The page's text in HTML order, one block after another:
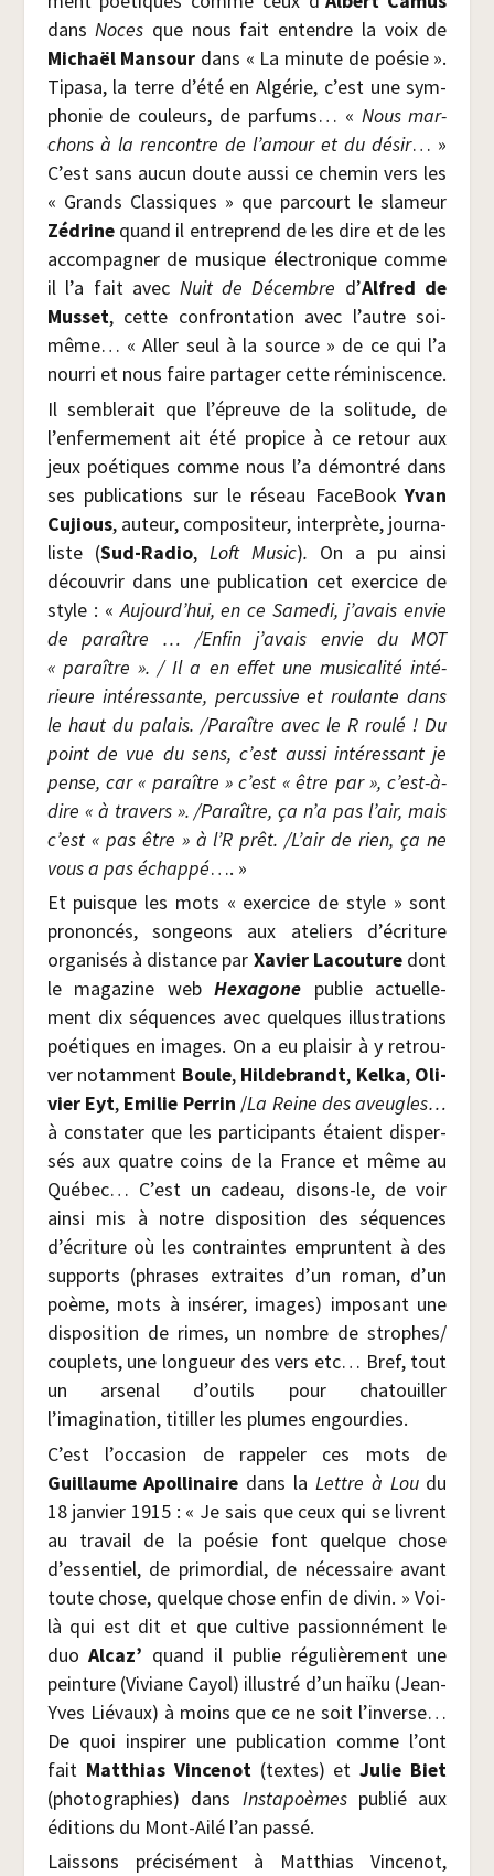
dansNoces que nous fait entendre la voix de
Michaël Man­sour dans « La minute de poé­sie ».
Tipa­sa, la terre d’été en Algé­rie, c’est une sym­
pho­nie de cou­leurs, de par­fums… « Nous mar­
chons à la ren­contre de l’amour et du désir… »
C’est sans aucun doute aus­si ce che­min vers les
« Grands Clas­siques » que par­court le sla­meur
Zédrinequand il entre­prend de les dire et de les
accom­pa­gner de musique élec­tro­nique comme
il l’a fait avec Nuit de Décembre d’Alfred de
Mus­set, cette confron­ta­tion avec l’autre soi-
même… « Aller seul à la source » de ce qui l’a
nour­ri et nous faire par­ta­ger cette réminiscence.
Il sem­ble­rait que l’épreuve de la soli­tude, de
l’enfermement ait été pro­pice à ce retour aux
jeux poé­tiques comme nous l’a démon­tré dans
ses publi­ca­tions sur le réseau Face­BookYvan
Cujious, auteur, com­po­si­teur, inter­prète, jour­na­
liste (Sud-Radio, Loft Music). On a pu ain­si
décou­vrir dans une publi­ca­tion cet exer­cice de
style : «Aujourd’hui, en ce Same­di, j’a­vais envie
de paraître … /​Enfin j’avais envie du MOT
« paraître ». / Il a en effet une musi­ca­li­té inté­
rieure inté­res­sante, per­cus­sive et rou­lante dans
le haut du palais. /​Paraître avec le R rou­lé ! Du
point de vue du sens, c’est aus­si inté­res­sant je
pense, car « paraître » c’est « être par », c’est-à-
dire « à tra­vers ». /​Paraître, ça n’a pas l’air, mais
c’est « pas être » à l’R prêt. /​L’air de rien, ça ne
vous a pas échap­pé…. »
Et puisque les mots « exer­cice de style » sont
pro­non­cés, son­geons aux ate­liers d’écriture
orga­ni­sés à dis­tance par Xavier Lacou­ture dont
le maga­zine webHexa­gone publie actuel­le­
ment dix séquences avec quelques illus­tra­tions
poé­tiques en images. On a eu plai­sir à y retrou­
ver notam­ment Boule, Hil­de­brandt, Kel­ka, Oli­
vier Eyt, Emi­lie Per­rin /​La Reine des aveugles…
à consta­ter que les par­ti­ci­pants étaient dis­per­
sés aux quatre coins de la France et même au
Qué­bec… C’est un cadeau, disons-le, de voir
ain­si mis à notre dis­po­si­tion des séquences
d’écriture où les contraintes empruntent à des
sup­ports (phrases extraites d’un roman, d’un
poème, mots à insé­rer, images) impo­sant une
dis­po­si­tion de rimes, un nombre de strophes/​
cou­plets, une lon­gueur des vers etc… Bref, tout
un arse­nal d’outils pour cha­touiller
l’imagination, titiller les plumes engourdies.
C’est l’occasion de rap­pe­ler ces mots de
Guillaume Apol­li­naire dans la Lettre à Loudu
18 jan­vier 1915 : « Je sais que ceux qui se livrent
au tra­vail de la poé­sie font quelque chose
d’essentiel, de pri­mor­dial, de néces­saire avant
toute chose, quelque chose enfin de divin. » Voi­
là qui est dit et que cultive pas­sion­né­ment le
duoAlcaz’ quand il publie régu­liè­re­ment une
pein­ture (Viviane Cayol) illus­tré d’un haï­ku (Jean-
Yves Lié­vaux) à moins que ce ne soit l’inverse…
De quoi ins­pi­rer une publi­ca­tion comme l’ont
fait Mat­thias Vin­ce­not (textes) etJulie Biet
(pho­to­gra­phies) dans Ins­ta­poèmespublié aux
édi­tions du Mont-Ailé l’an passé.
Lais­sons pré­ci­sé­ment à Mat­thias Vin­ce­not,